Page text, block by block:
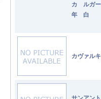
カ ルガ
年 白
カヴァル